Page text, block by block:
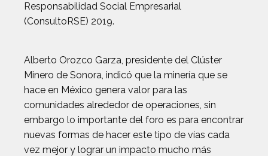
Responsabilidad Social Empresarial
(ConsultoRSE) 2019.
Alberto Orozco Garza, presidente del Clúster
Minero de Sonora, indicó que la minería que se
hace en México genera valor para las
comunidades alrededor de operaciones, sin
embargo lo importante del foro es para encontrar
nuevas formas de hacer este tipo de vías cada
vez mejor y lograr un impacto mucho más